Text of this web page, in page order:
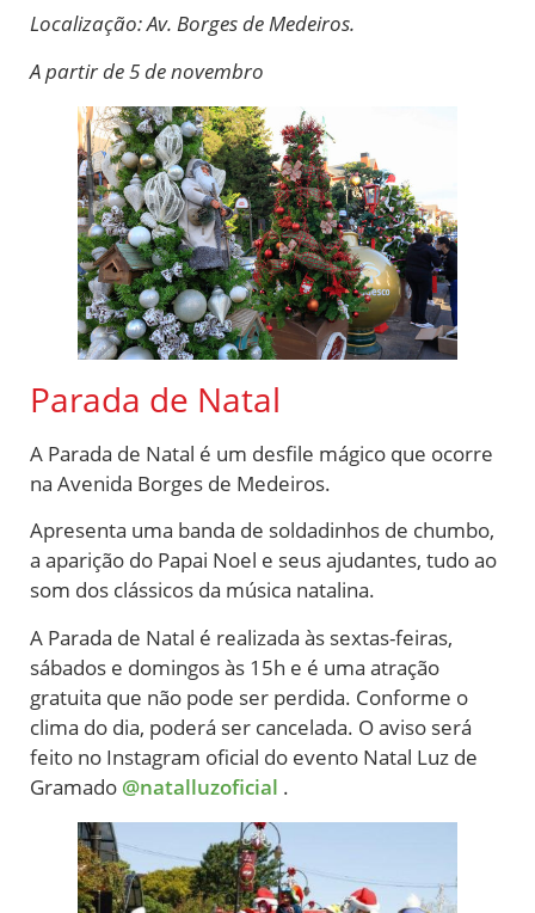
Localização: Av. Borges de Medeiros.
A partir de 5 de novembro
Parada de Natal
A Parada de Natal é um desfile mágico que ocorre
na Avenida Borges de Medeiros.
Apresenta uma banda de soldadinhos de chumbo,
a aparição do Papai Noel e seus ajudantes, tudo ao
som dos clássicos da música natalina.
A Parada de Natal é realizada às sextas-feiras,
sábados e domingos às 15h e é uma atração
gratuita que não pode ser perdida. Conforme o
clima do dia, poderá ser cancelada. O aviso será
feito no Instagram oficial do evento Natal Luz de
Gramado @natalluzoficial .